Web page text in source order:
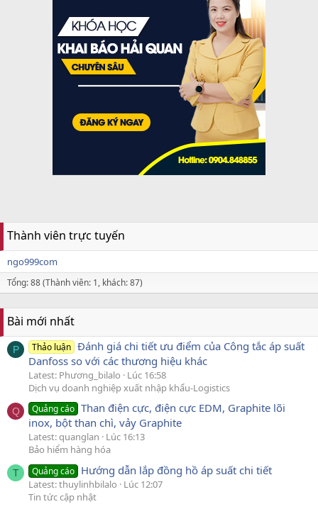
Thành viên trực tuyến
ngo999com
Tổng: 88 (Thành viên: 1, khách: 87)
Bài mới nhất
P Thảo luận Đánh giá chi tiết ưu điểm của Công tắc áp suất
Danfoss so với các thương hiệu khác
Latest: Phương_bilalo
Lúc 16:58
Dịch vụ doanh nghiệp xuất nhập khẩu-Logistics
Q Quảng cáo Than điện cực, điện cực EDM, Graphite lõi
inox, bột than chì, vảy Graphite
Latest: quanglan
Lúc 16:13
Bảo hiểm hàng hóa
T Quảng cáo Hướng dẫn lắp đồng hồ áp suất chi tiết
Latest: thuylinhbilalo
Lúc 12:07
Tin tức cập nhật